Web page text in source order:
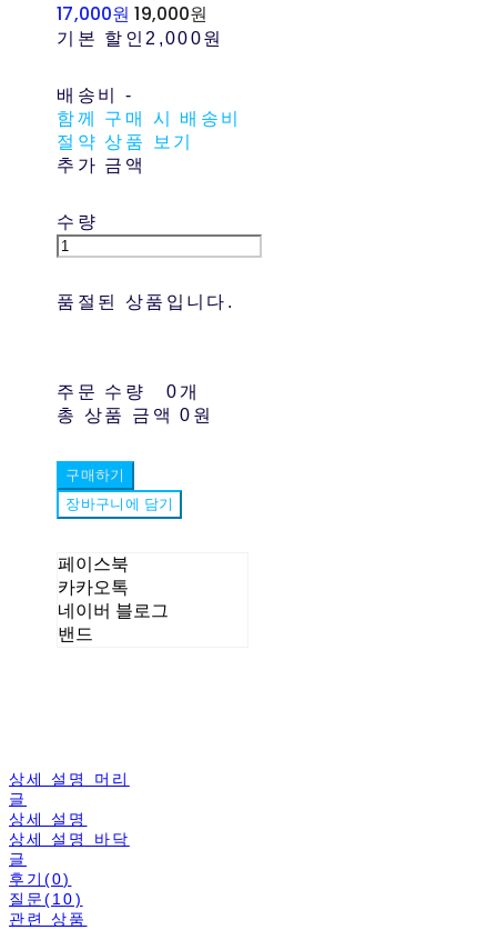
17,000원19,000원
기본 할인2,000원
배송비 -
함께 구매 시 배송비
절약 상품 보기
추가 금액
수량
품절된 상품입니다.
주문 수량
0개
총 상품 금액
0원
구매하기
장바구니에 담기
페이스북
카카오톡
네이버 블로그
밴드
상세 설명 머리
글
상세 설명
상세 설명 바닥
글
후기(0)
질문(10)
관련 상품